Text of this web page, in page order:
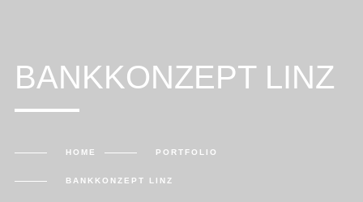
BANKKONZEPT LINZ
HOME PORTFOLIO
BANKKONZEPT LINZ